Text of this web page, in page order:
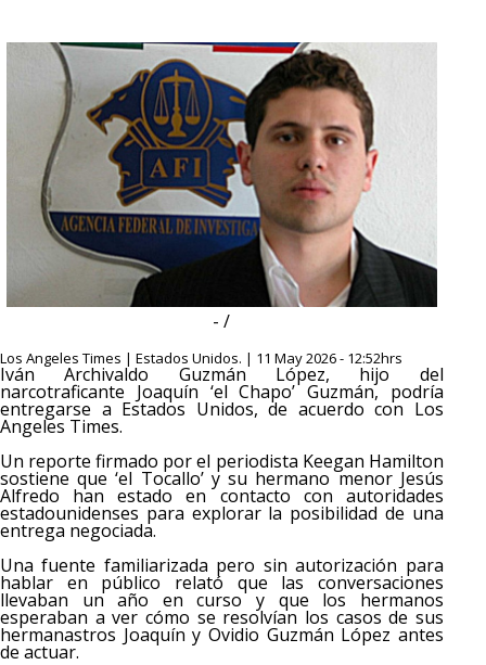
- /
Los Angeles Times | Estados Unidos. | 11 May 2026 - 12:52hrs
Iván Archivaldo Guzmán López, hijo del
narcotraficante Joaquín ‘el Chapo’ Guzmán, podría
entregarse a Estados Unidos, de acuerdo con Los
Angeles Times.
Un reporte firmado por el periodista Keegan Hamilton
sostiene que ‘el Tocallo’ y su hermano menor Jesús
Alfredo han estado en contacto con autoridades
estadounidenses para explorar la posibilidad de una
entrega negociada.
Una fuente familiarizada pero sin autorización para
hablar en público relató que las conversaciones
llevaban un año en curso y que los hermanos
esperaban a ver cómo se resolvían los casos de sus
hermanastros Joaquín y Ovidio Guzmán López antes
de actuar.